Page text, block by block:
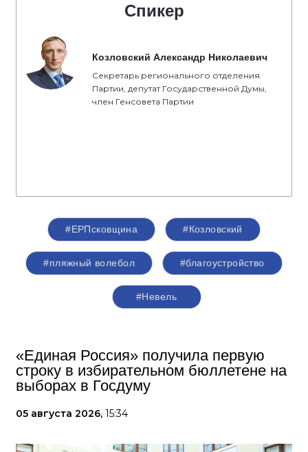
Спикер
Козловский Александр Николаевич
Секретарь регионального отделения
Партии, депутат Государственной Думы,
член Генсовета Партии
#ЕРПсковщина #Козловский
#пляжный волебол #благоустройство
#Невель
«Единая Россия» получила первую
строку в избирательном бюллетене на
выборах в Госдуму
05 августа 2026, 15:34